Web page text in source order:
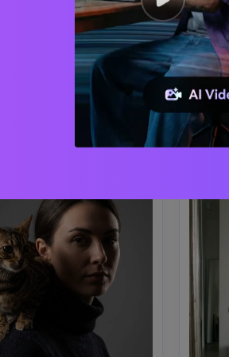
kucing tabby oranye
di taman yang diterangi
saat golden hour,
hangat pada rambut dan
Canon EOS R5 85mm,
ISO 200, depth of field
potret vertikal ketat, rule
alami, suasana nyaman
Salin Prompt
Gambar Serupa
yang
ISO